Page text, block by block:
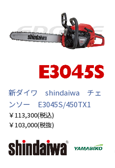
新ダイワ shindaiwa チェ
ンソー E3045S/450TX1
￥113,300(税込)
￥103,000(税抜)